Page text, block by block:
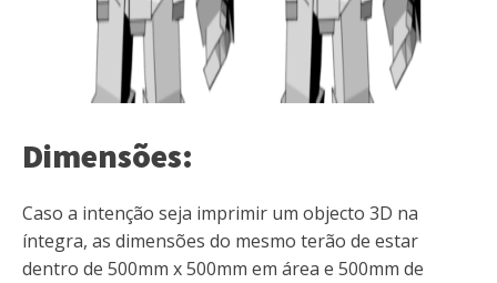
Dimensões:
Caso a intenção seja imprimir um objecto 3D na
íntegra, as dimensões do mesmo terão de estar
dentro de 500mm x 500mm em área e 500mm de